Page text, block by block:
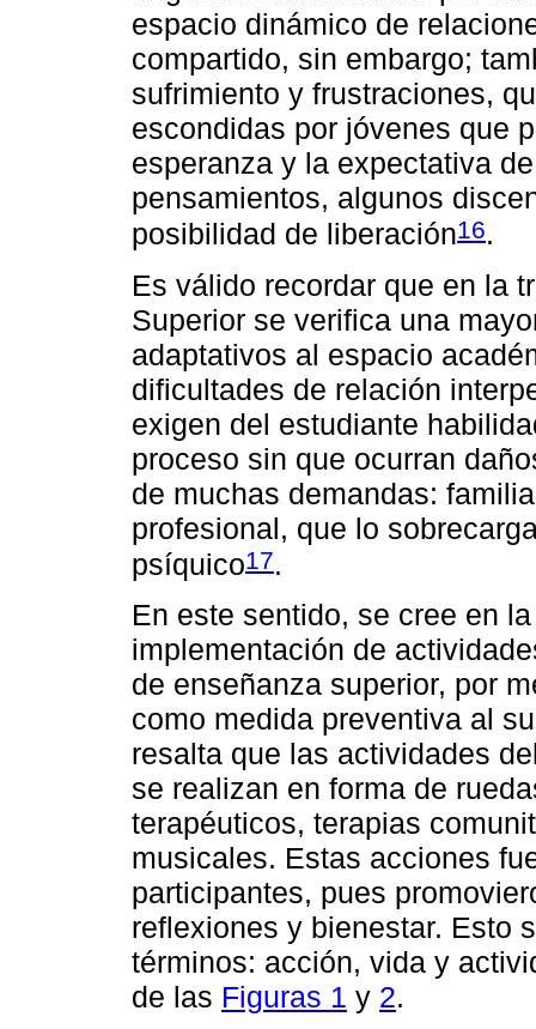
espacio dinámico de
compartido, sin embargo;
sufrimiento y frustraciones,
escondidas por jóvenes que
esperanza y la expectativa
pensamientos, algunos
posibilidad de liberación16.
Es válido recordar que en la
Superior se verifica una
adaptativos al espacio
dificultades de relación
exigen del estudiante
proceso sin que ocurran
de muchas demandas:
profesional, que lo
psíquico17.
En este sentido, se cree en
implementación de
de enseñanza superior, por
como medida preventiva al
resalta que las actividades
se realizan en forma de
terapéuticos, terapias
musicales. Estas acciones
participantes, pues
reflexiones y bienestar. Esto
términos: acción, vida y
de las Figuras 1 y 2.